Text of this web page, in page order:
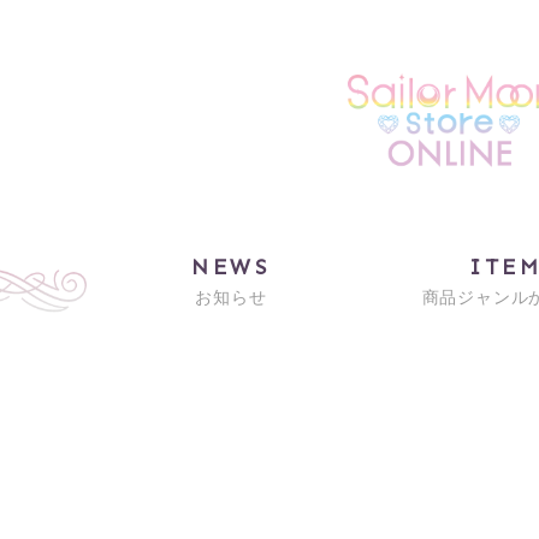
NEWS
お知らせ 商品ジャンル